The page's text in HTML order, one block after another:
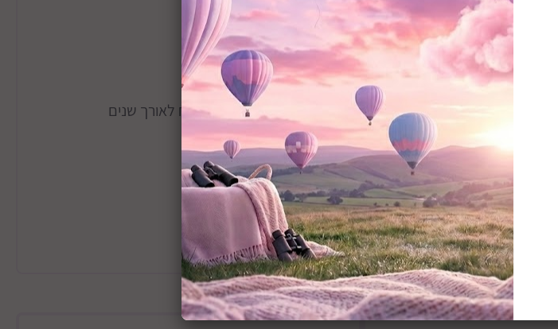
המדף עשוי כולו מעץ איכותי ועמיד, ומיועד לשימוש נוח ובטוח לאורך שנים
כולל 4 מדפים מתכווננים – לאחסון ספרים, צעצועים או חפצי נוי
קל לניקוי ועם גימור עמיד בפני שריטות ולכלוך
מומלץ לגילאי 3–6 שנים